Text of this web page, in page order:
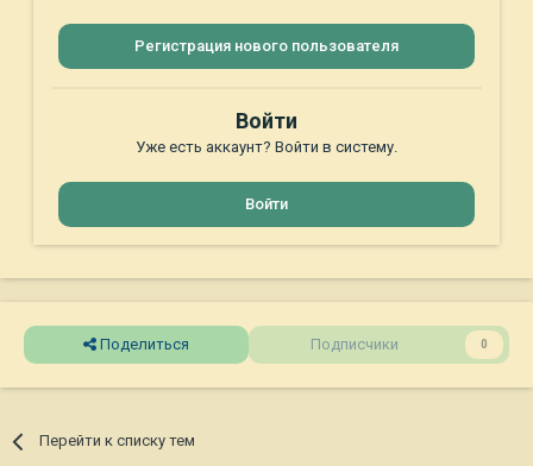
Регистрация нового пользователя
Войти
Уже есть аккаунт? Войти в систему.
Войти
Поделиться Подписчики 0
Перейти к списку тем